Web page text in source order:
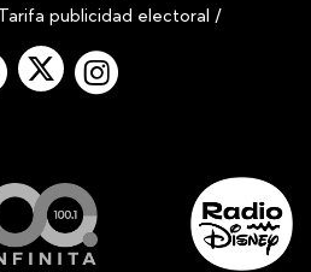
Tarifa publicidad electoral /